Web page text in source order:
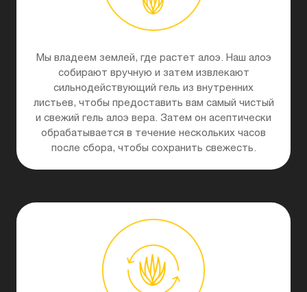
Мы владеем землей, где растет алоэ. Наш алоэ
собирают вручную и затем извлекают
сильнодействующий гель из внутренних
листьев, чтобы предоставить вам самый чистый
и свежий гель алоэ вера. Затем он асептически
обрабатывается в течение нескольких часов
после сбора, чтобы сохранить свежесть.